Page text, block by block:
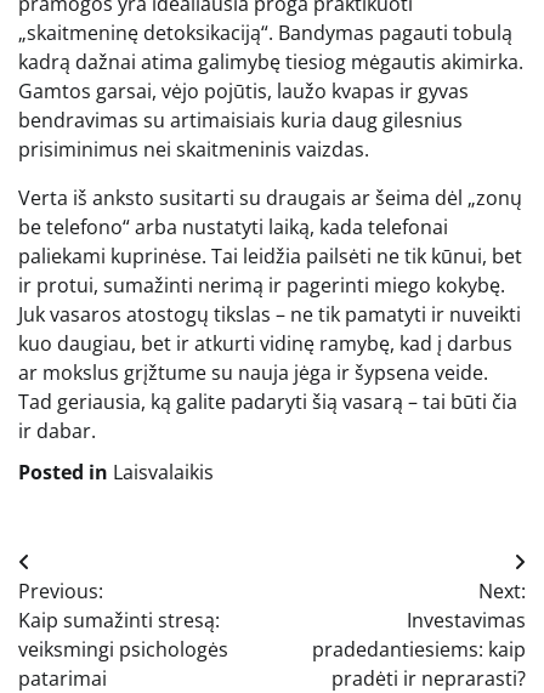
„skaitmeninę detoksikaciją“. Bandymas pagauti tobulą
kadrą dažnai atima galimybę tiesiog mėgautis akimirka.
Gamtos garsai, vėjo pojūtis, laužo kvapas ir gyvas
bendravimas su artimaisiais kuria daug gilesnius
prisiminimus nei skaitmeninis vaizdas.
Verta iš anksto susitarti su draugais ar šeima dėl „zonų
be telefono“ arba nustatyti laiką, kada telefonai
paliekami kuprinėse. Tai leidžia pailsėti ne tik kūnui, bet
ir protui, sumažinti nerimą ir pagerinti miego kokybę.
Juk vasaros atostogų tikslas – ne tik pamatyti ir nuveikti
kuo daugiau, bet ir atkurti vidinę ramybę, kad į darbus
ar mokslus grįžtume su nauja jėga ir šypsena veide.
Tad geriausia, ką galite padaryti šią vasarą – tai būti čia
ir dabar.
Posted in Laisvalaikis
Navigacija
tarp
įrašų
Previous:
Kaip sumažinti stresą:
veiksmingi psichologės
patarimai
Next:
Investavimas
pradedantiesiems: kaip
pradėti ir neprarasti?